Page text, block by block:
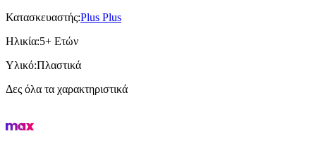
Κατασκευαστής:Plus Plus
Ηλικία:5+ Ετών
Υλικό:Πλαστικά
Δες όλα τα χαρακτηριστικά